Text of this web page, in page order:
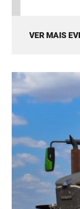
VER MAIS